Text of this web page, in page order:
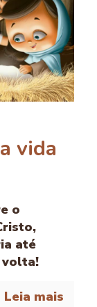
vida
o
até
volta!
Leia mais